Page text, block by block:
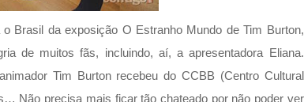
Brasil da exposição O Estranho Mundo de Tim Burton,
de muitos fãs, incluindo, aí, a apresentadora Eliana.
Tim Burton recebeu do CCBB (Centro Cultural
Não precisa mais ficar tão chateado por não poder ver